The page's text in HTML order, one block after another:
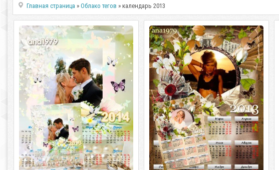
Главная страница »Облако тегов » календарь 2013
Календарь на 2013 и 2014 год –
Весенний поцелуй
Календарь на 2013 и 2014 год –
Весенний поцелуй PSD | 2480 x 3543 |
300 dpi | 67,45 Мб Дизайн
Календарь для фотошопа - Река
времени
Календарь для фотошопа - Река
времени PSD | 2480 x 3543 | 300 dpi |
103,43 Мб Дизайн аnа1979